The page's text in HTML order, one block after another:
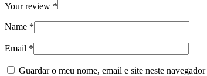
Your review *
Name *
Email *
Guardar o meu nome, email e site neste